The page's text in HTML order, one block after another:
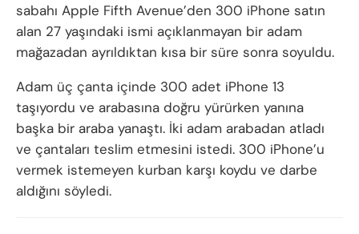
sabahı Apple Fifth Avenue’den 300 iPhone satın
alan 27 yaşındaki ismi açıklanmayan bir adam
mağazadan ayrıldıktan kısa bir süre sonra soyuldu.
Adam üç çanta içinde 300 adet iPhone 13
taşıyordu ve arabasına doğru yürürken yanına
başka bir araba yanaştı. İki adam arabadan atladı
ve çantaları teslim etmesini istedi. 300 iPhone’u
vermek istemeyen kurban karşı koydu ve darbe
aldığını söyledi.